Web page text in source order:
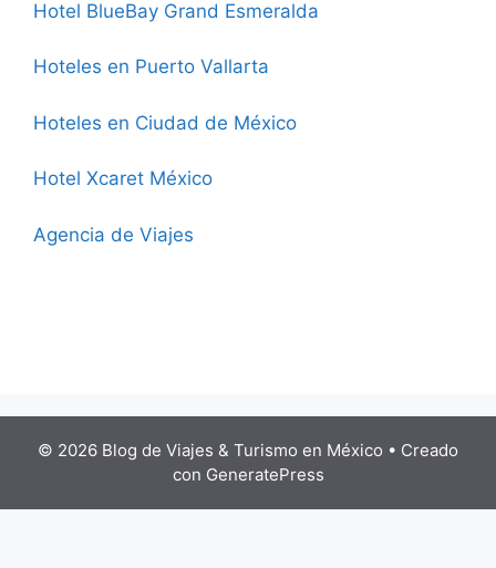
Hotel BlueBay Grand Esmeralda
Hoteles en Puerto Vallarta
Hoteles en Ciudad de México
Hotel Xcaret México
Agencia de Viajes
© 2026 Blog de Viajes & Turismo en México • Creado
con GeneratePress